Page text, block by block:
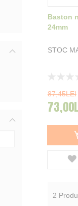
Baston
24mm
STOC
87,45LEI
2